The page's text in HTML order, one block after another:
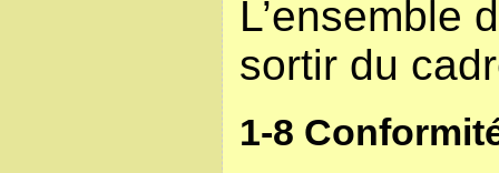
L’ensemble
sortir du
1-8